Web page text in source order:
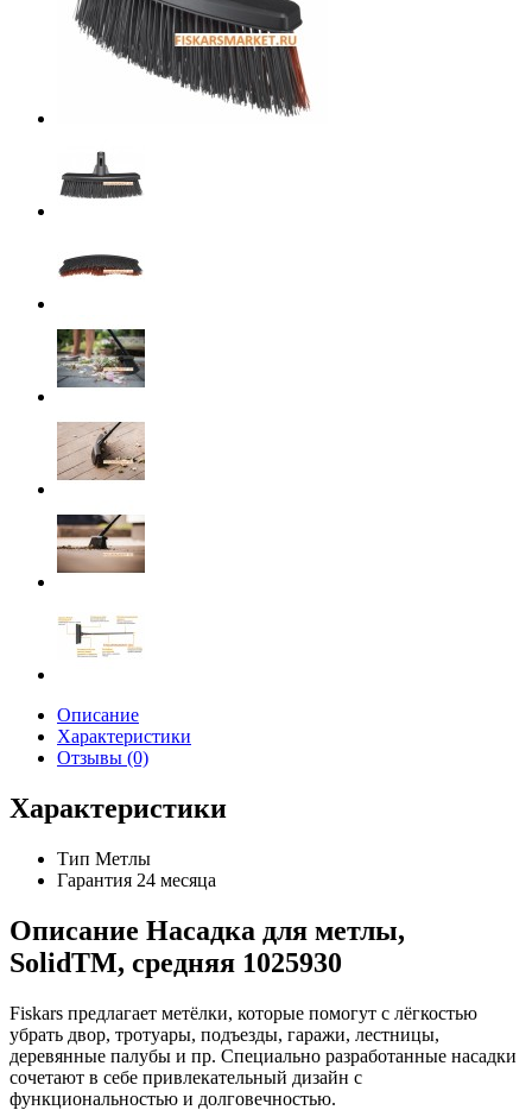
Описание
Характеристики
Отзывы (0)
Характеристики
Тип Метлы
Гарантия 24 месяца
Описание Насадка для метлы,
SolidTM, средняя 1025930
Fiskars предлагает метёлки, которые помогут с лёгкостью
убрать двор, тротуары, подъезды, гаражи, лестницы,
деревянные палубы и пр. Специально разработанные насадки
сочетают в себе привлекательный дизайн с
функциональностью и долговечностью.